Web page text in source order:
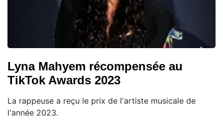
Lyna Mahyem récompensée au
TikTok Awards 2023
La rappeuse a reçu le prix de l'artiste musicale de
l'année 2023.